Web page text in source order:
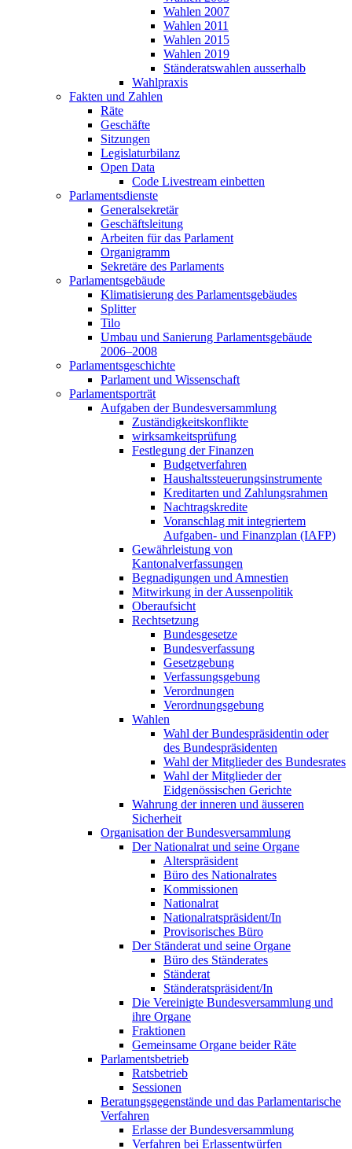
Wahlen 2007
Wahlen 2011
Wahlen 2015
Wahlen 2019
Ständeratswahlen ausserhalb
Wahlpraxis
Fakten und Zahlen
Räte
Geschäfte
Sitzungen
Legislaturbilanz
Open Data
Code Livestream einbetten
Parlamentsdienste
Generalsekretär
Geschäftsleitung
Arbeiten für das Parlament
Organigramm
Sekretäre des Parlaments
Parlamentsgebäude
Klimatisierung des Parlamentsgebäudes
Splitter
Tilo
Umbau und Sanierung Parlamentsgebäude
2006–2008
Parlamentsgeschichte
Parlament und Wissenschaft
Parlamentsporträt
Aufgaben der Bundesversammlung
Zuständigkeitskonflikte
wirksamkeitsprüfung
Festlegung der Finanzen
Budgetverfahren
Haushaltssteuerungsinstrumente
Kreditarten und Zahlungsrahmen
Nachtragskredite
Voranschlag mit integriertem
Aufgaben- und Finanzplan (IAFP)
Gewährleistung von
Kantonalverfassungen
Begnadigungen und Amnestien
Mitwirkung in der Aussenpolitik
Oberaufsicht
Rechtsetzung
Bundesgesetze
Bundesverfassung
Gesetzgebung
Verfassungsgebung
Verordnungen
Verordnungsgebung
Wahlen
Wahl der Bundespräsidentin oder
des Bundespräsidenten
Wahl der Mitglieder des Bundesrates
Wahl der Mitglieder der
Eidgenössischen Gerichte
Wahrung der inneren und äusseren
Sicherheit
Organisation der Bundesversammlung
Der Nationalrat und seine Organe
Alterspräsident
Büro des Nationalrates
Kommissionen
Nationalrat
Nationalratspräsident/In
Provisorisches Büro
Der Ständerat und seine Organe
Büro des Ständerates
Ständerat
Ständeratspräsident/In
Die Vereinigte Bundesversammlung und
ihre Organe
Fraktionen
Gemeinsame Organe beider Räte
Parlamentsbetrieb
Ratsbetrieb
Sessionen
Beratungsgegenstände und das Parlamentarische
Verfahren
Erlasse der Bundesversammlung
Verfahren bei Erlassentwürfen